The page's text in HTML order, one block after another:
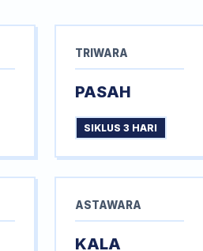
TRIWARA
PASAH
SIKLUS 3 HARI
ASTAWARA
KALA